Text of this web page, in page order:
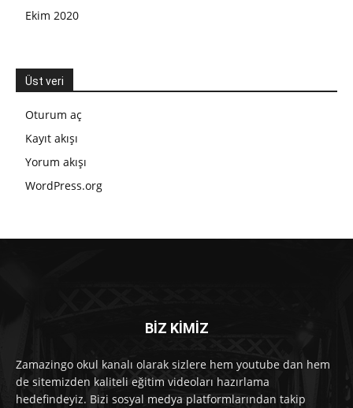
Ekim 2020
Üst veri
Oturum aç
Kayıt akışı
Yorum akışı
WordPress.org
BİZ KİMİZ
Zamazingo okul kanalı olarak sizlere hem youtube dan hem
de sitemizden kaliteli eğitim videoları hazırlama
hedefindeyiz. Bizi sosyal medya platformlarından takip